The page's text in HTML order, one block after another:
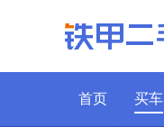
首页 买车